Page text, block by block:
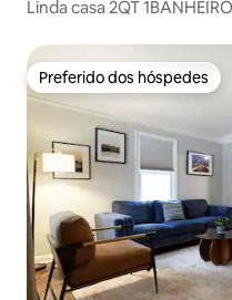
Linda casa 2QT
Preferido dos hóspedes
Preferido dos hóspedes